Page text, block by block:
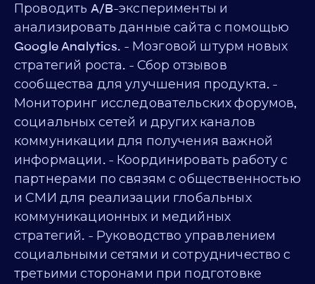
Проводить A/B-эксперименты и
анализировать данные сайта с помощью
Google Analytics. - Мозговой штурм новых
стратегий роста. - Сбор отзывов
сообщества для улучшения продукта. -
Мониторинг исследовательских форумов,
социальных сетей и других каналов
коммуникации для получения важной
информации. - Координировать работу с
партнерами по связям с общественностью
и СМИ для реализации глобальных
коммуникационных и медийных
стратегий. - Руководство управлением
социальными сетями и сотрудничество с
третьими сторонами при подготовке